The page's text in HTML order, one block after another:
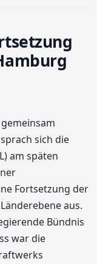
sich die
am späten
Fortsetzung der
aus.
Bündnis
war die